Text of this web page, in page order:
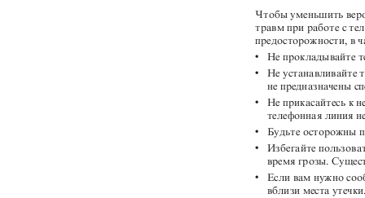
Чтобы уменьшить
травм при работе с
предосторожности, в
v Не прокладывайте
v
Не устанавливайте
не предназначены
v
Не прикасайтесь к
телефонная линия
v Будьте осторожны
v
Избегайте
время грозы.
v
Если вам нужно
вблизи места